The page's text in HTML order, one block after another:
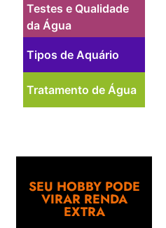
Testes e Qualidade
da Água
Tipos de Aquário
Tratamento de Água
PUBLICIDADE
SEU HOBBY PODE
VIRAR RENDA
EXTRA